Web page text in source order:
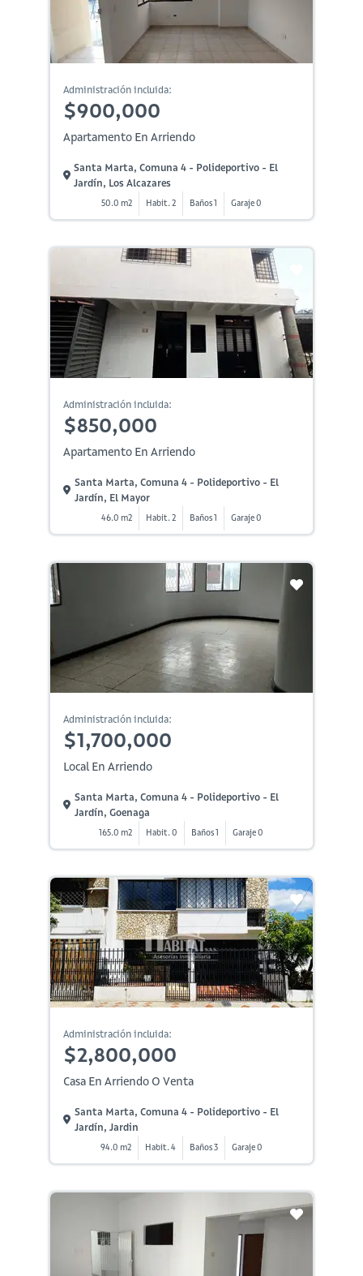
Administración incluida:
$900,000
Apartamento En Arriendo
Santa Marta, Comuna 4 - Polideportivo - El
Jardín, Los Alcazares
50.0 m2 Habit. 2 Baños 1 Garaje 0
Administración incluida:
$850,000
Apartamento En Arriendo
Santa Marta, Comuna 4 - Polideportivo - El
Jardín, El Mayor
46.0 m2 Habit. 2 Baños 1 Garaje 0
Administración incluida:
$1,700,000
Local En Arriendo
Santa Marta, Comuna 4 - Polideportivo - El
Jardín, Goenaga
165.0 m2 Habit. 0 Baños 1 Garaje 0
Administración incluida:
$2,800,000
Casa En Arriendo O Venta
Santa Marta, Comuna 4 - Polideportivo - El
Jardín, Jardin
94.0 m2 Habit. 4 Baños 3 Garaje 0